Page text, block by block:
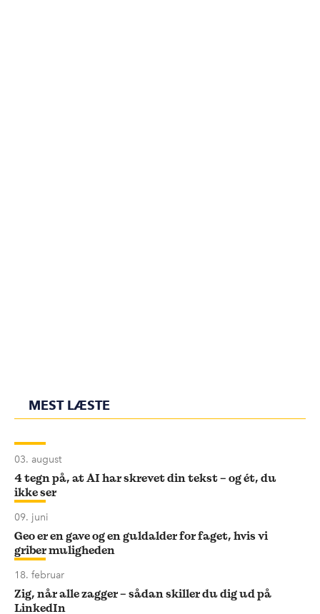
MEST LÆSTE
03. august
4 tegn på, at AI har skrevet din tekst – og ét, du
ikke ser
09. juni
Geo er en gave og en guldalder for faget, hvis vi
griber muligheden
18. februar
Zig, når alle zagger – sådan skiller du dig ud på
LinkedIn